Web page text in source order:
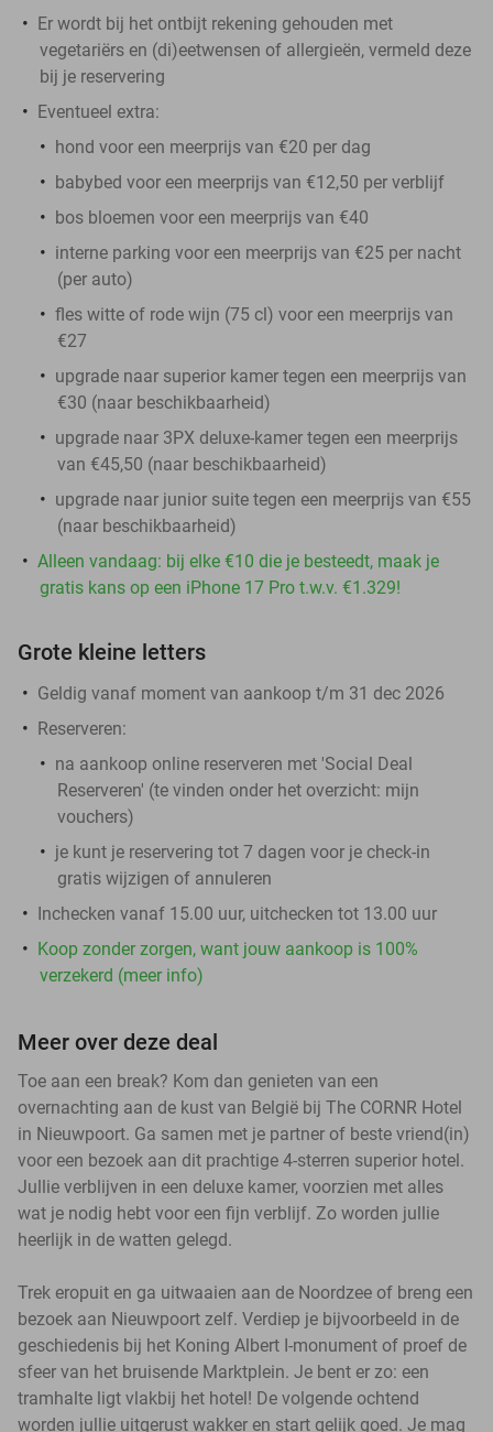
Er wordt bij het ontbijt rekening gehouden met
vegetariërs en (di)eetwensen of allergieën, vermeld deze
bij je reservering
Eventueel extra:
hond voor een meerprijs van €20 per dag
babybed voor een meerprijs van €12,50 per verblijf
bos bloemen voor een meerprijs van €40
interne parking voor een meerprijs van €25 per nacht
(per auto)
fles witte of rode wijn (75 cl) voor een meerprijs van
€27
upgrade naar superior kamer tegen een meerprijs van
€30 (naar beschikbaarheid)
upgrade naar 3PX deluxe-kamer tegen een meerprijs
van €45,50 (naar beschikbaarheid)
upgrade naar junior suite tegen een meerprijs van €55
(naar beschikbaarheid)
Alleen vandaag: bij elke €10 die je besteedt, maak je
gratis kans op een iPhone 17 Pro t.w.v. €1.329!
Grote kleine letters
Geldig vanaf moment van aankoop t/m 31 dec 2026
Reserveren:
na aankoop online reserveren met 'Social Deal
Reserveren' (te vinden onder het overzicht: mijn
vouchers)
je kunt je reservering tot 7 dagen voor je check-in
gratis wijzigen of annuleren
Inchecken vanaf 15.00 uur, uitchecken tot 13.00 uur
Koop zonder zorgen, want jouw aankoop is 100%
verzekerd (meer info)
Meer over deze deal
Toe aan een break? Kom dan genieten van een
overnachting aan de kust van België bij The CORNR Hotel
in Nieuwpoort. Ga samen met je partner of beste vriend(in)
voor een bezoek aan dit prachtige 4-sterren superior hotel.
Jullie verblijven in een deluxe kamer, voorzien met alles
wat je nodig hebt voor een fijn verblijf. Zo worden jullie
heerlijk in de watten gelegd.
Trek eropuit en ga uitwaaien aan de Noordzee of breng een
bezoek aan Nieuwpoort zelf. Verdiep je bijvoorbeeld in de
geschiedenis bij het Koning Albert I-monument of proef de
sfeer van het bruisende Marktplein. Je bent er zo: een
tramhalte ligt vlakbij het hotel! De volgende ochtend
worden jullie uitgerust wakker en start gelijk goed. Je mag